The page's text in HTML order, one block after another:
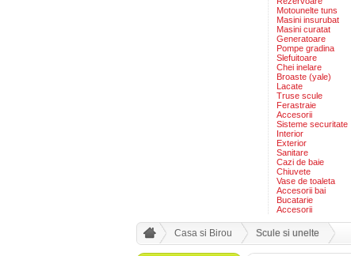
Motounelte tuns
Masini insurubat
Masini curatat
Generatoare
Pompe gradina
Slefuitoare
Chei inelare
Broaste (yale)
Lacate
Truse scule
Ferastraie
Accesorii
Sisteme securitate
Interior
Exterior
Sanitare
Cazi de baie
Chiuvete
Vase de toaleta
Accesorii bai
Bucatarie
Accesorii
Casa si Birou Scule si unelte